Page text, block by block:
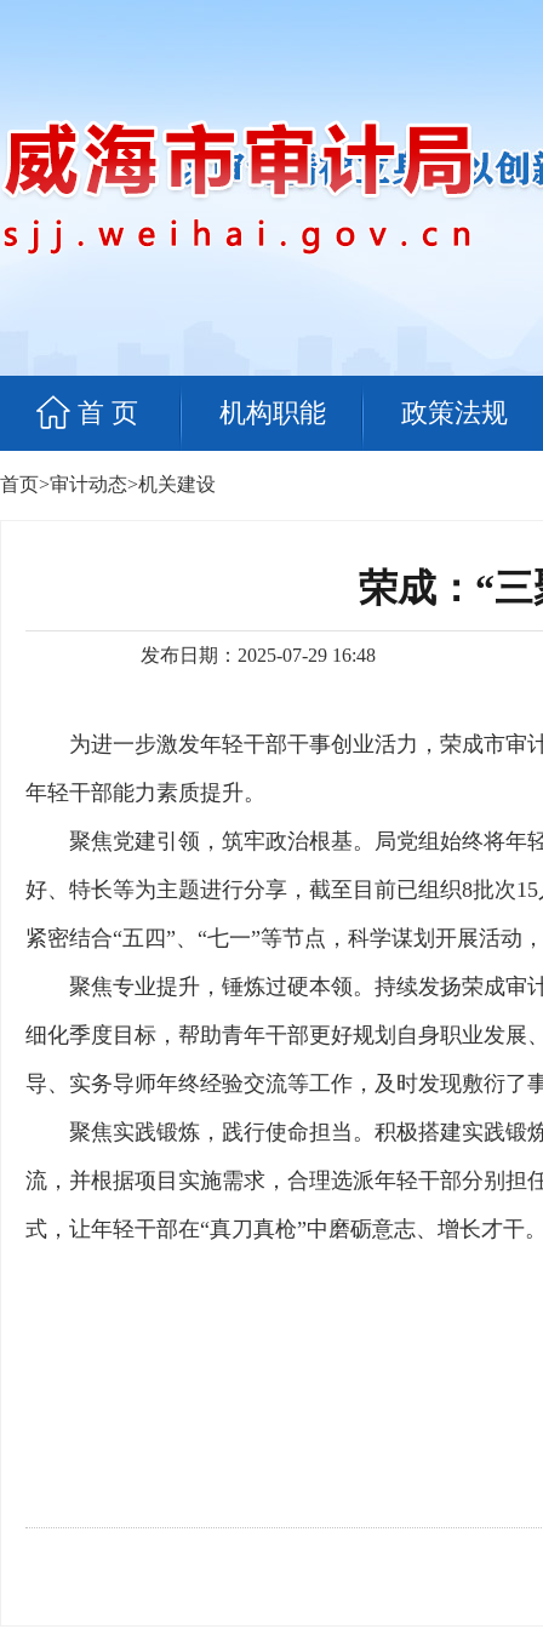
首 页 机构职能 政策法规
首页>审计动态>机关建设
荣成：“
发布日期：2025-07-29 16:48
为进一步激发年轻干部干事创业活力，荣成市
年轻干部能力素质提升。
聚焦党建引领，筑牢政治根基。局党组始终将年
好、特长等为主题进行分享，截至目前已组织8批次
紧密结合“五四”、“七一”等节点，科学谋划开展活动
聚焦专业提升，锤炼过硬本领。持续发扬荣成审
细化季度目标，帮助青年干部更好规划自身职业发
导、实务导师年终经验交流等工作，及时发现敷衍了
聚焦实践锻炼，践行使命担当。积极搭建实践锻
流，并根据项目实施需求，合理选派年轻干部分别
式，让年轻干部在“真刀真枪”中磨砺意志、增长才干